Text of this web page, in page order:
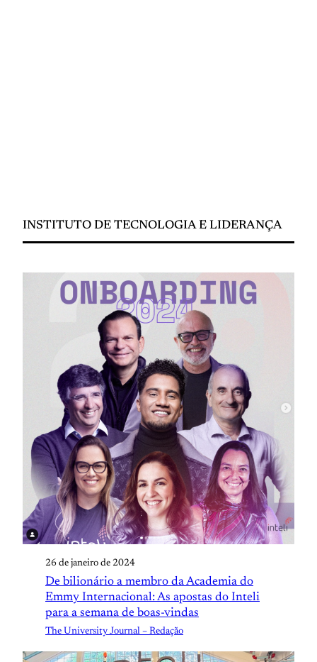
INSTITUTO DE TECNOLOGIA E LIDERANÇA
26 de janeiro de 2024
De bilionário a membro da Academia do
Emmy Internacional: As apostas do Inteli
para a semana de boas-vindas
The University Journal – Redação